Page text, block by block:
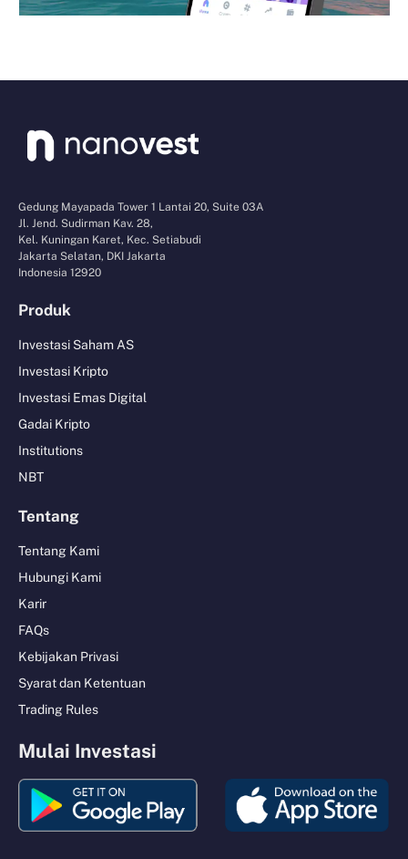
Gedung Mayapada Tower 1 Lantai 20, Suite 03A
Jl. Jend. Sudirman Kav. 28,
Kel. Kuningan Karet, Kec. Setiabudi
Jakarta Selatan, DKI Jakarta
Indonesia 12920
Produk
Investasi Saham AS
Investasi Kripto
Investasi Emas Digital
Gadai Kripto
Institutions
NBT
Tentang
Tentang Kami
Hubungi Kami
Karir
FAQs
Kebijakan Privasi
Syarat dan Ketentuan
Trading Rules
Mulai Investasi